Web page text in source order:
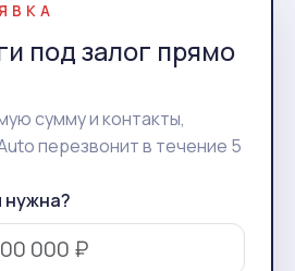
под залог прямо
сумму и контакты,
перезвонит в течение 5
нужна?